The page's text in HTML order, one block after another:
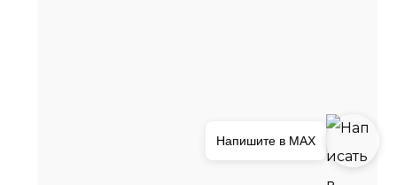
Напишите в MAX